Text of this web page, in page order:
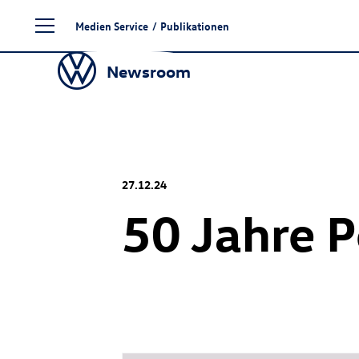
Seiteninhalt
springen
Medien Service / Publikationen
Newsroom
27.12.24
50 Jahre